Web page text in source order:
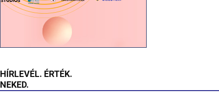
HÍRLEVÉL. ÉRTÉK.
NEKED.